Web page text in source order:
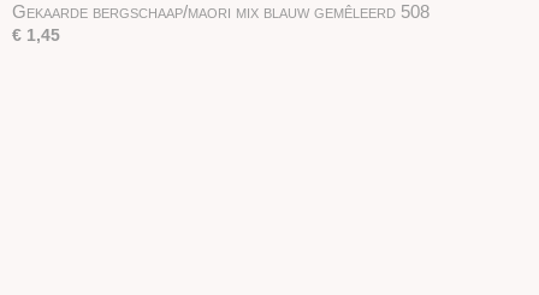
Gekaarde bergschaap/maori mix blauw gemêleerd 508
€ 1,45